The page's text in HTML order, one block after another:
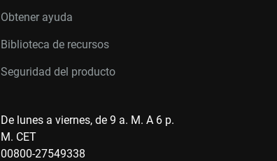
Obtener ayuda
Biblioteca de recursos
Seguridad del producto
De lunes a viernes, de 9 a. M. A 6 p.
M. CET
00800-27549338